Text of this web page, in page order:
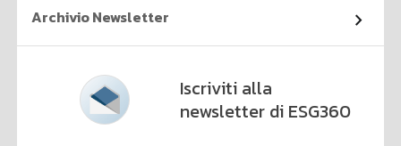
Archivio Newsletter
Iscriviti alla
newsletter di ESG360